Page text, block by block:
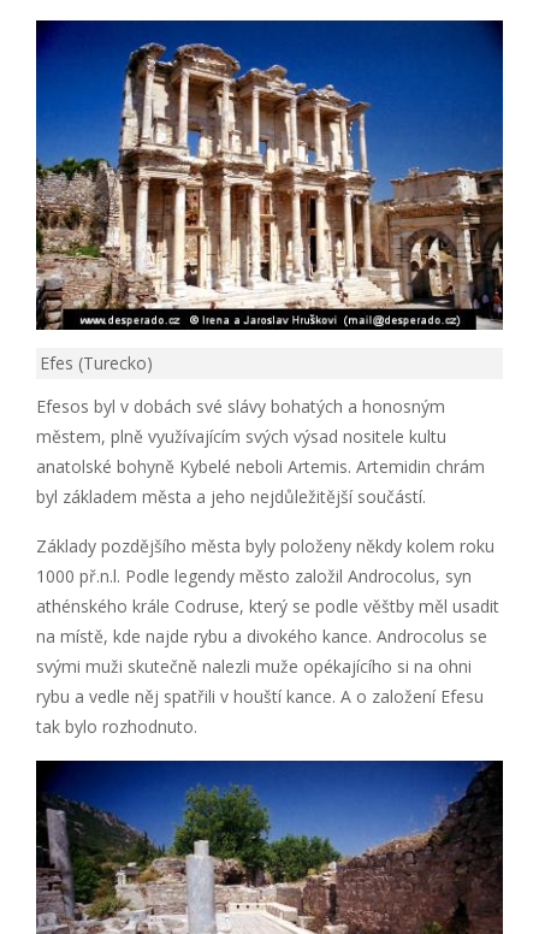
Efes (Turecko)
Efesos byl v dobách své slávy bohatých a honosným
městem, plně využívajícím svých výsad nositele kultu
anatolské bohyně Kybelé neboli Artemis. Artemidin chrám
byl základem města a jeho nejdůležitější součástí.
Základy pozdějšího města byly položeny někdy kolem roku
1000 př.n.l. Podle legendy město založil Androcolus, syn
athénského krále Codruse, který se podle věštby měl usadit
na místě, kde najde rybu a divokého kance. Androcolus se
svými muži skutečně nalezli muže opékajícího si na ohni
rybu a vedle něj spatřili v houští kance. A o založení Efesu
tak bylo rozhodnuto.